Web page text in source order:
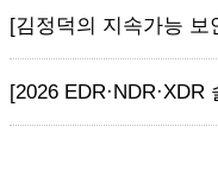
[김정덕의 지속가능 보
[2026